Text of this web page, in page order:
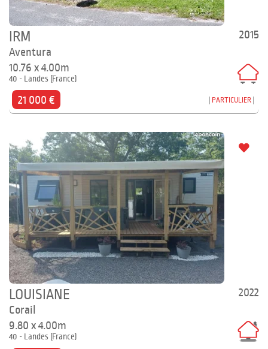
2015
IRM
Aventura
10.76 x 4.00m
40 - Landes (France)
21 000 € PARTICULIER
2022
LOUISIANE
Corail
9.80 x 4.00m
40 - Landes (France)